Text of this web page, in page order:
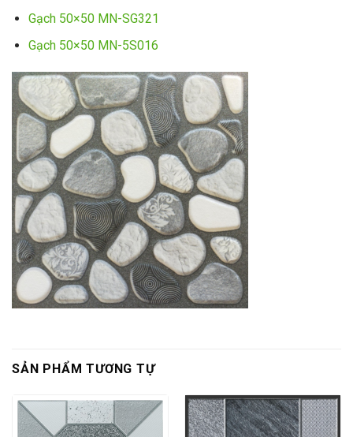
Gạch 50×50 MN-SG321
Gạch 50×50 MN-5S016
SẢN PHẨM TƯƠNG TỰ